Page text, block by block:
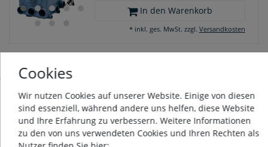
In den Warenkorb
* inkl. ges. MwSt. zzgl. Versandkosten
ÜBER UNS
Cookies
Wir nutzen Cookies auf unserer Website. Einige von diesen
sind essenziell, während andere uns helfen, diese Website
und Ihre Erfahrung zu verbessern. Weitere Informationen
zu den von uns verwendeten Cookies und Ihren Rechten als